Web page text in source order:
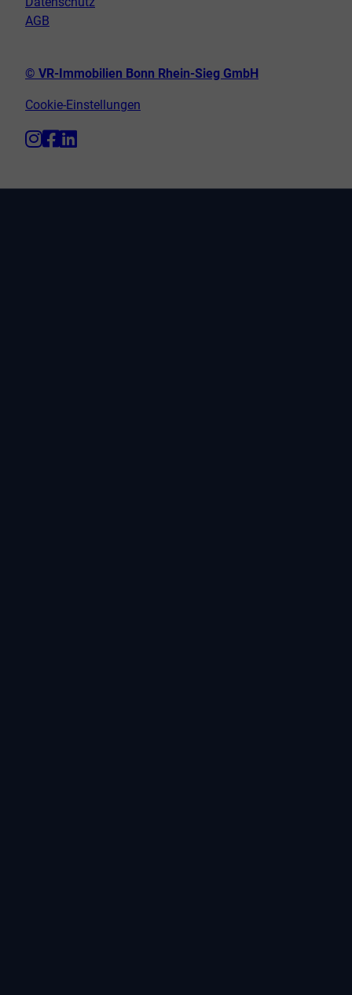
AGB
© VR-Immobilien Bonn Rhein-Sieg GmbH
Cookie-Einstellungen